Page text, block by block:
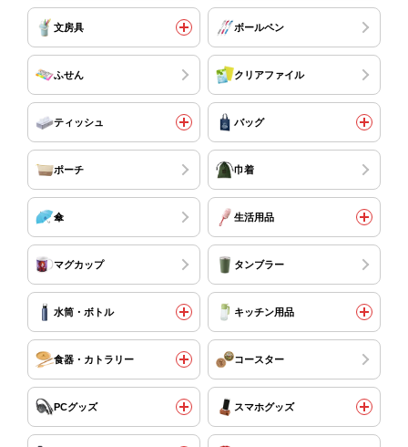
文房具 ボールペン
ふせん クリアファイル
ティッシュ バッグ
ポーチ 巾着
傘 生活用品
マグカップ タンブラー
水筒・ボトル キッチン用品
食器・カトラリー コースター
PCグッズ スマホグッズ